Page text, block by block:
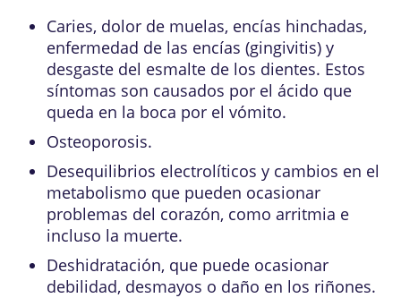
Caries, dolor de muelas, encías hinchadas,
enfermedad de las encías (gingivitis) y
desgaste del esmalte de los dientes. Estos
síntomas son causados por el ácido que
queda en la boca por el vómito.
Osteoporosis.
Desequilibrios electrolíticos y cambios en el
metabolismo que pueden ocasionar
problemas del corazón, como arritmia e
incluso la muerte.
Deshidratación, que puede ocasionar
debilidad, desmayos o daño en los riñones.